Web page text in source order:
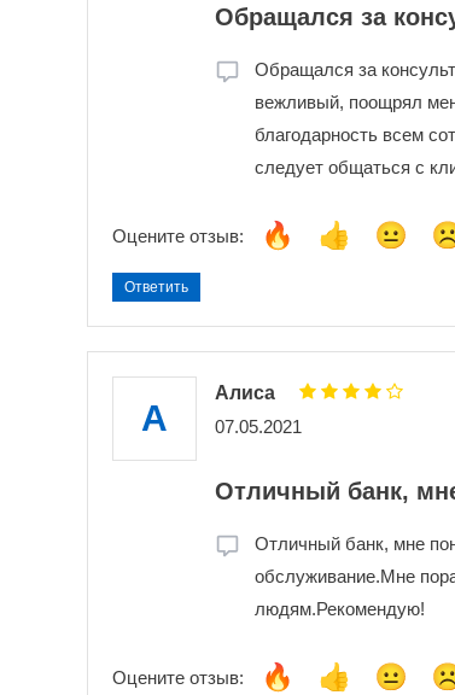
Обращался за
Обращался за
вежливый, поощрял
благодарность всем
следует общаться с
Оцените отзыв:
Ответить
А
Алиса
07.05.2021
Отличный банк,
Отличный банк, мне
обслуживание.Мне
людям.Рекомендую!
Оцените отзыв: